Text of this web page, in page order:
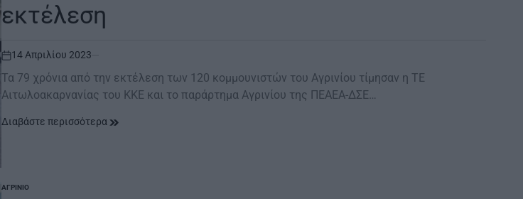
εκτέλεση
on
14 Απριλίου 2023
Τα 79 χρόνια από την εκτέλεση των 120 κομμουνιστών του Αγρινίου τίμησαν η ΤΕ
Αιτωλοακαρνανίας του ΚΚΕ και το παράρτημα Αγρινίου της ΠΕΑΕΑ-ΔΣΕ…
Διαβάστε περισσότερα
POSTED
ΑΓΡΊΝΙΟ